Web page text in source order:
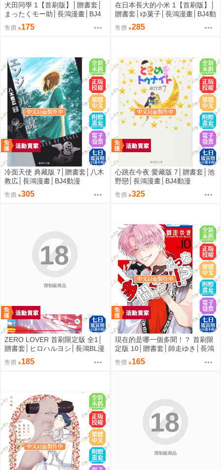
犬田同學 1【首刷版】│贈書套│
まったくモー助│長鴻漫畫│BJ4
售價 175
在日本長大的小米 1【首刷版】│
贈書套│ゆ菓子│長鴻漫畫│BJ4動
售價 285
冷面天使 典藏版 7│贈書套│八木
教広│長鴻漫畫│BJ4動漫
售價 305
心跳在今夜 愛藏版 7│贈書套│池
野戀│長鴻漫畫│BJ4動漫
售價 325
限制級商品
18
ZERO LOVER 首刷限定版 全1│
贈書套│ヒロハルヨシ│長鴻BL漫
畫│BJ4動漫
售價 185
現在的是哪一個多聞！？ 首刷限
定版 10│贈書套│師走ゆき│長鴻
漫畫│BJ4動漫
售價 165
限制級商品
18